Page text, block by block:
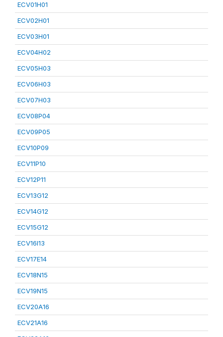
ECV01H01
ECV02H01
ECV03H01
ECV04H02
ECV05H03
ECV06H03
ECV07H03
ECV08P04
ECV09P05
ECV10P09
ECV11P10
ECV12P11
ECV13G12
ECV14G12
ECV15G12
ECV16I13
ECV17E14
ECV18N15
ECV19N15
ECV20A16
ECV21A16